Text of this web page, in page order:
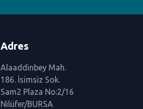
Adres
Alaaddinbey Mah.
186. İsimsiz Sok.
Sam2 Plaza No:2/16
Nilüfer/BURSA